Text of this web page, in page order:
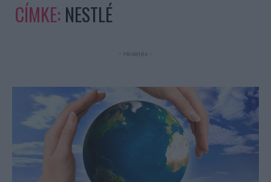
CÍMKE: NESTLÉ
- Hirdetés -